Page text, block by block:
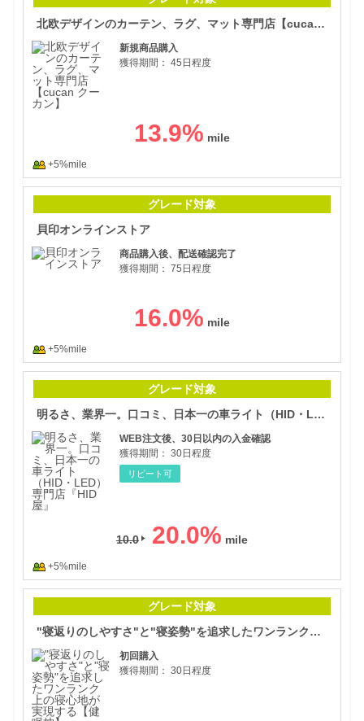
北欧デザインのカーテン、ラグ、マット専門店【cucan クーカン】
新規商品購入
獲得期間： 45日程度
13.9%
+5%mile
グレード対象
貝印オンラインストア
商品購入後、配送確認完了
獲得期間： 75日程度
16.0%
+5%mile
グレード対象
明るさ、業界一。口コミ、日本一の車ライト（HID・LED）専門店『HID屋』
WEB注文後、30日以内の入金確認
獲得期間： 30日程度
リピート可
10.0 20.0%
+5%mile
グレード対象
"寝返りのしやすさ"と"寝姿勢"を追求したワンランク上の寝心地が実現する【健眠枕】
初回購入
獲得期間： 30日程度